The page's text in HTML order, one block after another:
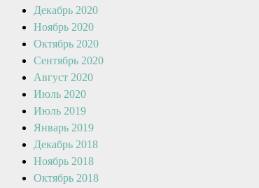
Декабрь 2020
Ноябрь 2020
Октябрь 2020
Сентябрь 2020
Август 2020
Июль 2020
Июль 2019
Январь 2019
Декабрь 2018
Ноябрь 2018
Октябрь 2018